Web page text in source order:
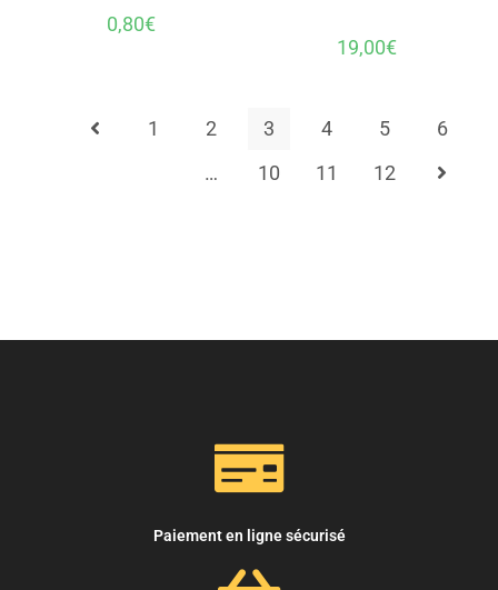
0,80€
19,00€
1 2 3 4 5
6
…
10 11 12
Paiement en ligne sécurisé